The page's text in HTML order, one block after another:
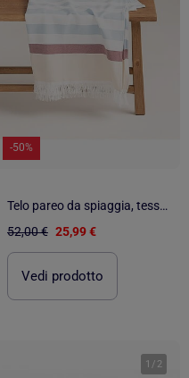
-50%
Telo pareo da spiaggia, tessuto in rilievo, fouta - Gamusi.
52,00 € 25,99 €
Vedi prodotto
1 / 2